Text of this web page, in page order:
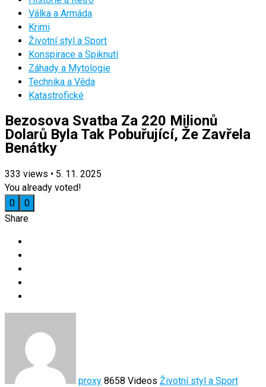
Válka a Armáda
Krimi
Životní styl a Sport
Konspirace a Spiknutí
Záhady a Mytologie
Technika a Věda
Katastrofické
Bezosova Svatba Za 220 Milionů
Dolarů Byla Tak Pobuřující, Že Zavřela
Benátky
333 views • 5. 11. 2025
You already voted!
0
0
Share
proxy 8658 Videos Životní styl a Sport